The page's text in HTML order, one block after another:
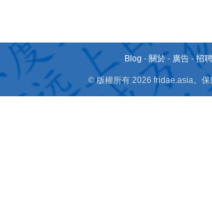
Blog - 關於 - 廣告 -招
© 版權所有 2026 fridae.asia。